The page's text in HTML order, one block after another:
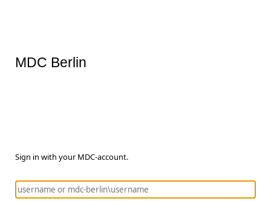
MDC Berlin
Sign in with your MDC-account.